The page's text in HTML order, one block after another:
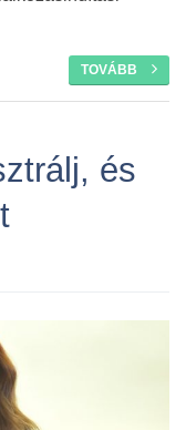
TOVÁBB
és